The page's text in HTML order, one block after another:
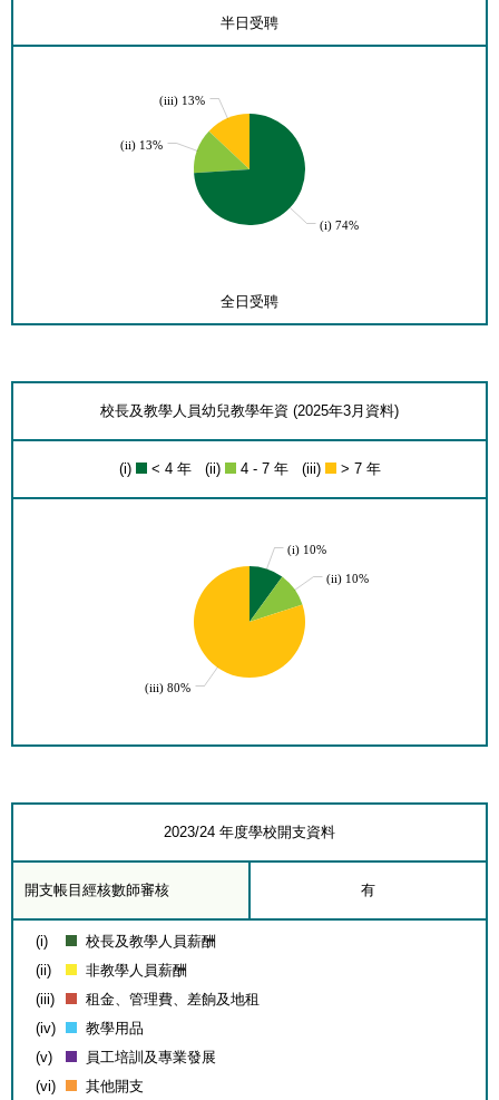
半日受聘
(iii) 13%
(ii) 13%
(i) 74%
全日受聘
校長及教學人員幼兒教學年資 (2025年3月資料)
(i) < 4 年 (ii) 4 - 7 年 (iii) > 7 年
(i) 10%
(ii) 10%
(iii) 80%
2023/24 年度學校開支資料
開支帳目經核數師審核 有
(i)
校長及教學人員薪酬
(ii)
非教學人員薪酬
(iii)
租金、管理費、差餉及地租
(iv)
教學用品
(v)
員工培訓及專業發展
(vi)
其他開支